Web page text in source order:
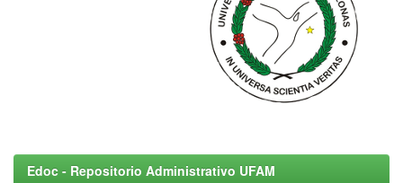
Edoc - Repositorio Administrativo UFAM